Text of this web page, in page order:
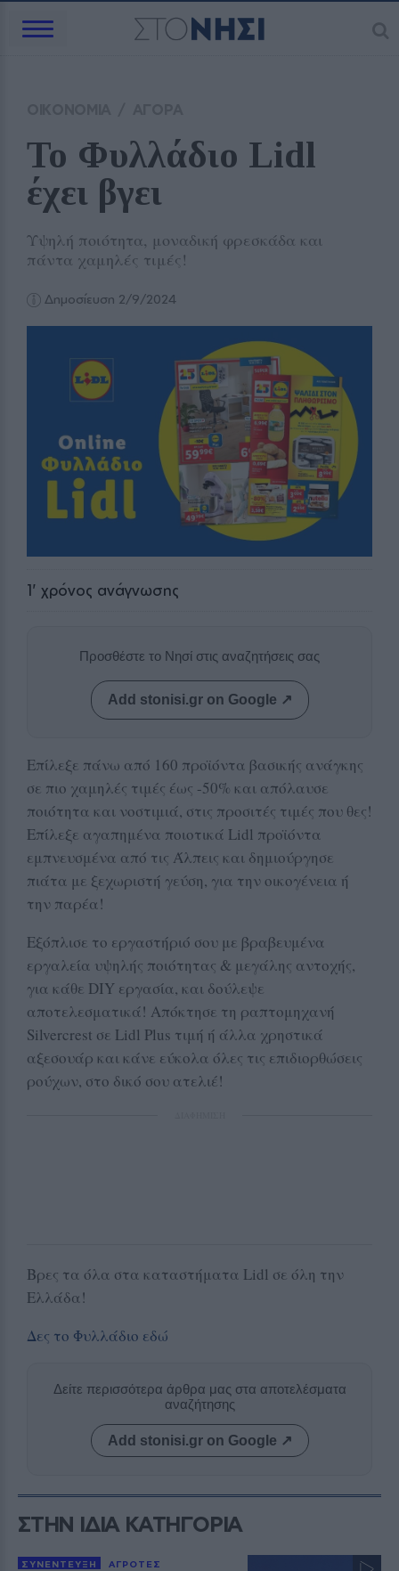
Το Φυλλάδιο Lidl
έχει βγει
Υψηλή ποιότητα, μοναδική φρεσκάδα και
πάντα χαμηλές τιμές!
Δημοσίευση 2/9/2024
1' χρόνος ανάγνωσης
Προσθέστε το Νησί στις αναζητήσεις σας
Add stonisi.gr on Google ↗
Επίλεξε πάνω από 160 προϊόντα βασικής ανάγκης
σε πιο χαμηλές τιμές έως -50% και απόλαυσε
ποιότητα και νοστιμιά, στις προσιτές τιμές που θες!
Επίλεξε αγαπημένα ποιοτικά Lidl προϊόντα
εμπνευσμένα από τις Άλπεις και δημιούργησε
πιάτα με ξεχωριστή γεύση, για την οικογένεια ή
την παρέα!
Εξόπλισε το εργαστήριό σου με βραβευμένα
εργαλεία υψηλής ποιότητας & μεγάλης αντοχής,
για κάθε DIY εργασία, και δούλεψε
αποτελεσματικά! Απόκτησε τη ραπτομηχανή
Silvercrest σε Lidl Plus τιμή ή άλλα χρηστικά
αξεσουάρ και κάνε εύκολα όλες τις επιδιορθώσεις
ρούχων, στο δικό σου ατελιέ!
Βρες τα όλα στα καταστήματα Lidl σε όλη την
Ελλάδα!
Δες το Φυλλάδιο εδώ
Δείτε περισσότερα άρθρα μας στα αποτελέσματα
αναζήτησης
Add stonisi.gr on Google ↗
ΣΤΗΝ ΙΔΙΑ ΚΑΤΗΓΟΡΙΑ
ΣΥΝΕΝΤΕΥΞΗ ΑΓΡΟΤΕΣ